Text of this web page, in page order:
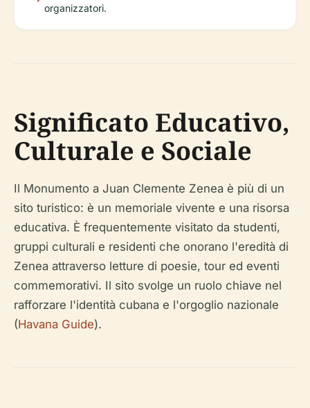
organizzatori.
Significato Educativo,
Culturale e Sociale
Il Monumento a Juan Clemente Zenea è più di un
sito turistico: è un memoriale vivente e una risorsa
educativa. È frequentemente visitato da studenti,
gruppi culturali e residenti che onorano l'eredità di
Zenea attraverso letture di poesie, tour ed eventi
commemorativi. Il sito svolge un ruolo chiave nel
rafforzare l'identità cubana e l'orgoglio nazionale
(Havana Guide).